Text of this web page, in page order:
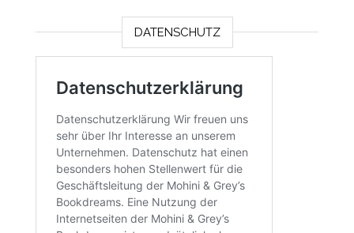
DATENSCHUTZ